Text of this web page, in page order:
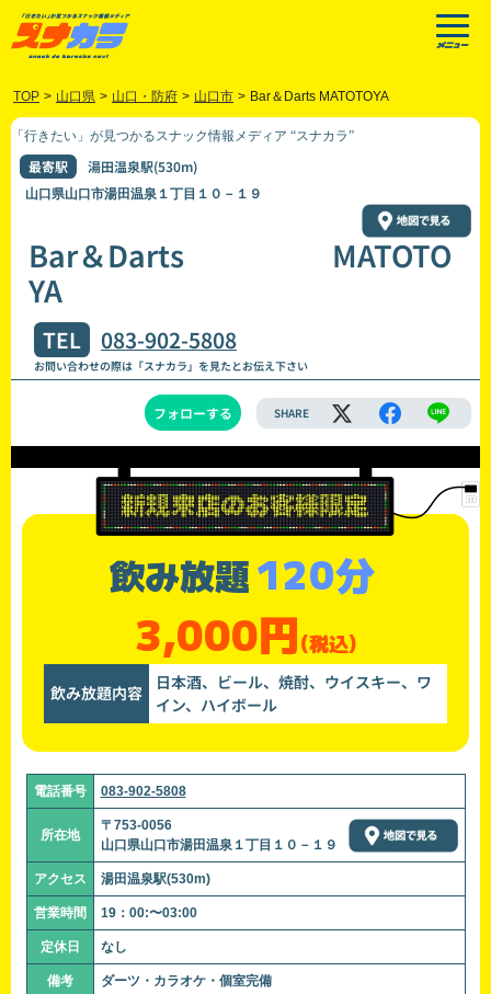
TOP > 山口県 > 山口・防府 > 山口市 > Bar＆Darts MATOTOYA
「行きたい」が見つかるスナック情報メディア “スナカラ”
最寄駅 湯田温泉駅(530m)
山口県山口市湯田温泉１丁目１０－１９
Bar＆Darts MATOTO
YA
TEL 083-902-5808
お問い合わせの際は「スナカラ」を見たとお伝え下さい
フォローする SHARE
飲み放題120分
3,000円(税込)
飲み放題内容
日本酒、ビール、焼酎、ウイスキー、ワ
イン、ハイボール
電話番号 083-902-5808
所在地
〒753-0056
山口県山口市湯田温泉１丁目１０－１９
アクセス 湯田温泉駅(530m)
営業時間 19：00:〜03:00
定休日 なし
備考 ダーツ・カラオケ・個室完備